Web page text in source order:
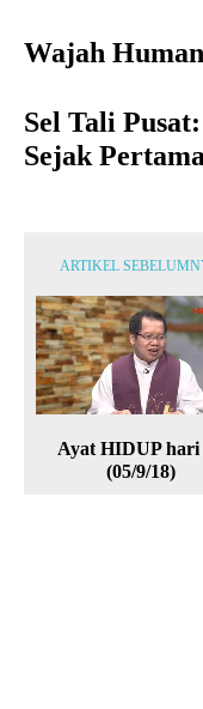
Wajah
Sel Tali
Sejak Pertama
ARTIKEL
Ayat HIDUP
(05/9/18)